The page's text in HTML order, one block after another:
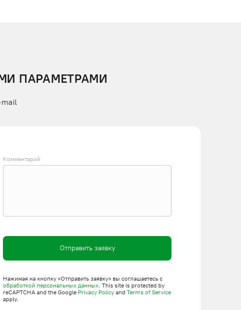
ПАРАМЕТРАМИ
Комментарий
Отправить заявку
Нажимая на кнопку «Отправить заявку» вы соглашаетесь с
обработкой персональных данных. This site is protected by
reCAPTCHA and the Google Privacy Policy and Terms of Service
apply.